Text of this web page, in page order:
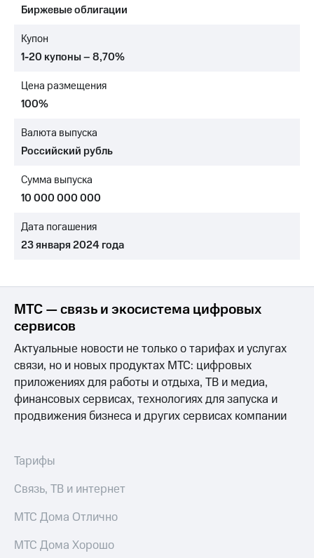
Достижения
Интервью
отчетность
Контакты
Новости
в
и акционерам
Корпоративное
Корпоративный
секретарь
Раскрытие
информации
Информация
акционерам
Документы
ПАО
"МТС"
Собрания
акционеров
капитал
и
Рынок
Биржевые облигации
Купон
1-20 купоны – 8,70%
Цена размещения
100%
Валюта выпуска
Российский рубль
Сумма выпуска
10 000 000 000
Дата погашения
23 января 2024 года
МТС — связь и экосистема цифровых
сервисов
Актуальные новости не только о тарифах и услугах
связи, но и новых продуктах МТС: цифровых
приложениях для работы и отдыха, ТВ и медиа,
финансовых сервисах, технологиях для запуска и
продвижения бизнеса и других сервисах компании
Тарифы
Связь, ТВ и интернет
МТС Дома Отлично
МТС Дома Хорошо